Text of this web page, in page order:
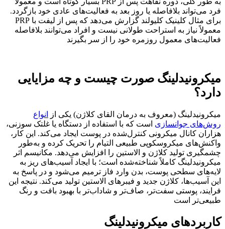
فرد می‌تواند بلافاصله یا روز بعد به فعالیت‌های عادی خود بازگردد.
برای مثال کلینیک کلیولند گزارش می‌دهد که پس از لیفت با PRP
معمولاً نیاز به استراحت طولانی نیست و افراد می‌توانند بلافاصله
فعالیت‌های معمول روزمره خود را از سر بگیرند
میکرونیدلینگ صورت چیست و چه مزایایی
دارد؟
میکرونیدلینگ (معروف به درمان القای کلاژن) یکی از
انواع
روش‌های جوانسازی است که با استفاده از دستگاه یا غلتک سوزنی،
هزاران کانال میکرونی کنترل‌شده در پوست ایجاد می‌کند. این کار،
واکنش‌های میکروسکوپی طبیعی التیام را تحریک کرده و به‌طور
چشمگیری تولید کلاژن و الاستین را افزایش می‌دهد. مکانیسم اثر
میکرونیدلینگ کاملاً شناخته‌شده است؛ با ایجاد آسیب‌های ریز به
لایه‌های سطحی پوست، بدن وارد فاز ترمیم می‌شود و در پاسخ به
این آسیب‌ها، کلاژن جدید و فیبرهای الاستین تولید می‌کند. نتیجه این
فرایند، پوستی سفت‌تر، صاف‌تر و شاداب‌تر با بهبود بافت و رنگ
طبیعی‌تر است
کاربردهای میکرونیدلینگ